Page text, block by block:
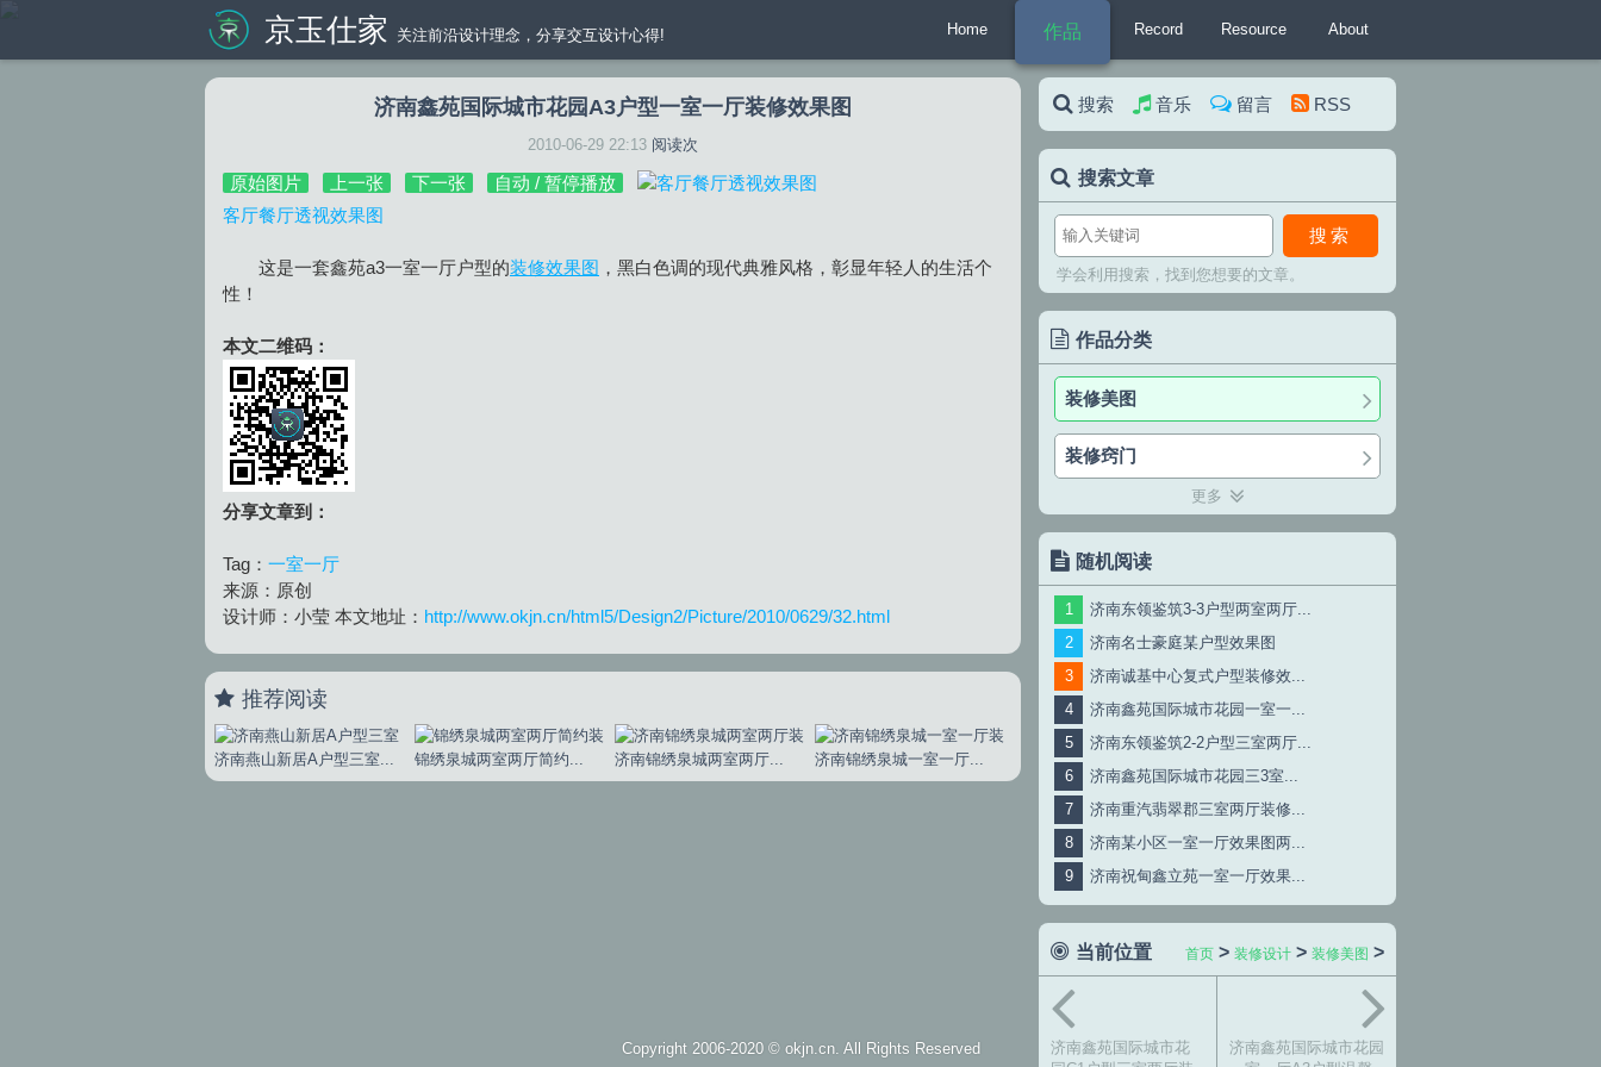
京玉仕家 关注前沿设计理念，分享交互设计心得! Home 作品 Record Resource About
济南鑫苑国际城市花园A3户型一室一厅装修效果图
2010-06-29 22:13 阅读次
原始图片 上一张 下一张
自动 / 暂停播放
客厅餐厅透视效果图
这是一套鑫苑a3一室一厅户型的装修效果图 ，黑白色调的现代典雅风格，彰显年轻人的生活个
性！
本文二维码：
分享文章到：
Tag： 一室一厅
来源：原创
设计师：小莹 本文地址： http://www.okjn.cn/html5/Design2/Picture/2010/0629/32.html
推荐阅读
济南燕山新居A户型三室... 锦绣泉城两室两厅简约... 济南锦绣泉城两室两厅... 济南锦绣泉城一室一厅...
搜索 音乐 留言 RSS
搜索文章
搜索
学会利用搜索，找到您想要的文章。
作品分类
装修美图
装修窍门
更多
随机阅读
济南东领鉴筑3-3户型两室两厅...
济南名士豪庭某户型效果图
济南诚基中心复式户型装修效...
济南鑫苑国际城市花园一室一...
济南东领鉴筑2-2户型三室两厅...
济南鑫苑国际城市花园三3室...
济南重汽翡翠郡三室两厅装修...
济南某小区一室一厅效果图两...
济南祝甸鑫立苑一室一厅效果...
当前位置 首页 > 装修设计 > 装修美图 >
济南鑫苑国际城市花
济南鑫苑国际城市花园
Copyright 2006-2020 © okjn.cn. All Rights Reserved